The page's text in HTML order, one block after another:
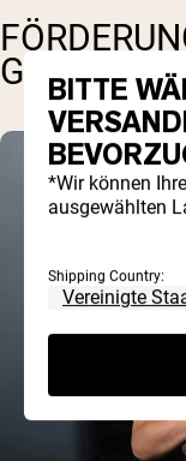
BITTE
*Wir können
ausgewählten
Shipping Country: